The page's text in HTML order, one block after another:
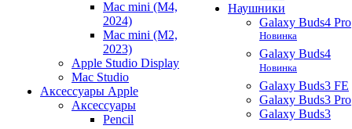
Mac mini (M4,
2024)
Mac mini (M2,
2023)
Apple Studio Display
Mac Studio
Аксессуары Apple
Аксессуары
Pencil
Наушники
Galaxy Buds4 Pro
Новинка
Galaxy Buds4
Новинка
Galaxy Buds3 FE
Galaxy Buds3 Pro
Galaxy Buds3